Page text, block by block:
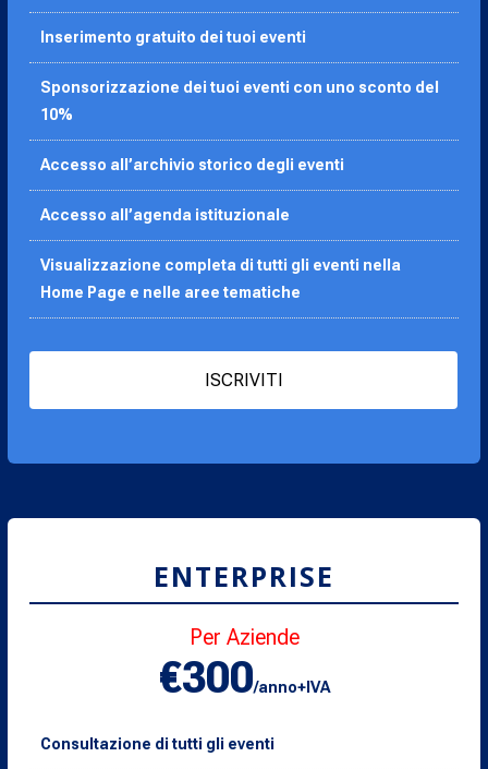
Inserimento gratuito dei tuoi eventi
Sponsorizzazione dei tuoi eventi con uno sconto del
10%
Accesso all’archivio storico degli eventi
Accesso all’agenda istituzionale
Visualizzazione completa di tutti gli eventi nella
Home Page e nelle aree tematiche
ISCRIVITI
ENTERPRISE
Per Aziende
€300/anno+IVA
Consultazione di tutti gli eventi